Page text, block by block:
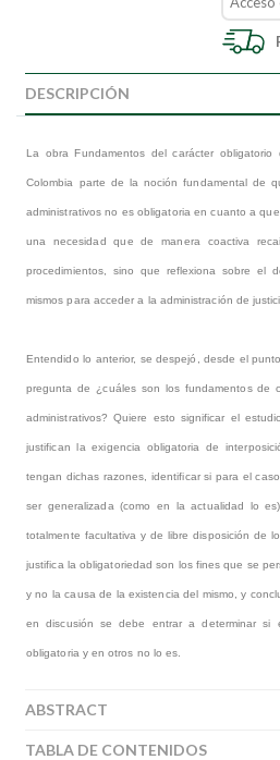
DESCRIPCIÓN
La obra Fundamentos del carácter obligatorio
Colombia parte de la noción fundamental de
administrativos no es obligatoria en cuanto a
una necesidad que de manera coactiva
procedimientos, sino que reflexiona sobre el
mismos para acceder a la administración de
Entendido lo anterior, se despejó, desde el
pregunta de ¿cuáles son los fundamentos de
administrativos? Quiere esto significar el
justifican la exigencia obligatoria de
tengan dichas razones, identificar si para el
ser generalizada (como en la actualidad lo
totalmente facultativa y de libre disposición de
justifica la obligatoriedad son los fines que se
y no la causa de la existencia del mismo, y
en discusión se debe entrar a determinar si
obligatoria y en otros no lo es.
ABSTRACT
TABLA DE CONTENIDOS